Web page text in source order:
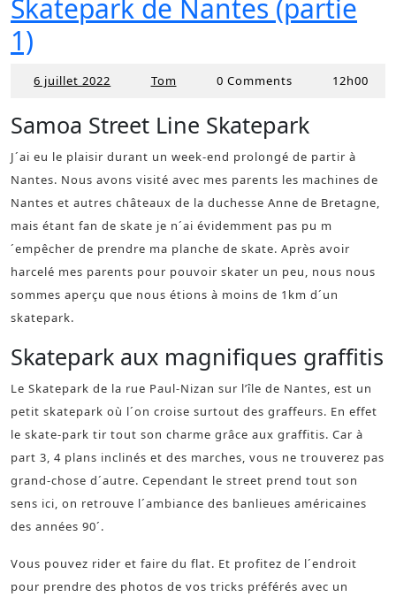
Skatepark de Nantes (partie
1)
6 juillet 2022
2022
Tom 0 Comments 12h00
Samoa Street Line Skatepark
J´ai eu le plaisir durant un week-end prolongé de partir à
Nantes. Nous avons visité avec mes parents les machines de
Nantes et autres châteaux de la duchesse Anne de Bretagne,
mais étant fan de skate je n´ai évidemment pas pu m
´empêcher de prendre ma planche de skate. Après avoir
harcelé mes parents pour pouvoir skater un peu, nous nous
sommes aperçu que nous étions à moins de 1km d´un
skatepark.
Skatepark aux magnifiques graffitis
Le Skatepark de la rue Paul-Nizan sur l’île de Nantes, est un
petit skatepark où l´on croise surtout des graffeurs. En effet
le skate-park tir tout son charme grâce aux graffitis. Car à
part 3, 4 plans inclinés et des marches, vous ne trouverez pas
grand-chose d´autre. Cependant le street prend tout son
sens ici, on retrouve l´ambiance des banlieues américaines
des années 90´.
Vous pouvez rider et faire du flat. Et profitez de l´endroit
pour prendre des photos de vos tricks préférés avec un